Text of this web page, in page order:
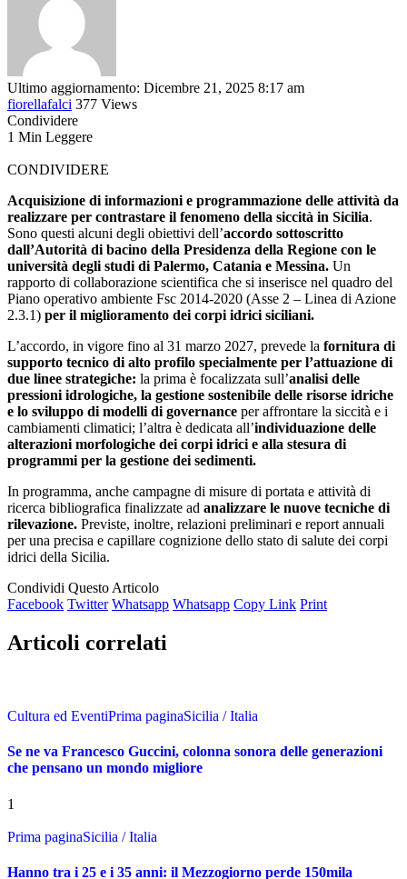
Ultimo aggiornamento: Dicembre 21, 2025 8:17 am
fiorellafalci 377 Views
Condividere
1 Min Leggere
CONDIVIDERE
Acquisizione di informazioni e programmazione delle attività da
realizzare per contrastare il fenomeno della siccità in Sicilia.
Sono questi alcuni degli obiettivi dell’accordo sottoscritto
dall’Autorità di bacino della Presidenza della Regione con le
università degli studi di Palermo, Catania e Messina. Un
rapporto di collaborazione scientifica che si inserisce nel quadro del
Piano operativo ambiente Fsc 2014-2020 (Asse 2 – Linea di Azione
2.3.1) per il miglioramento dei corpi idrici siciliani.
L’accordo, in vigore fino al 31 marzo 2027, prevede la fornitura di
supporto tecnico di alto profilo specialmente per l’attuazione di
due linee strategiche: la prima è focalizzata sull’analisi delle
pressioni idrologiche, la gestione sostenibile delle risorse idriche
e lo sviluppo di modelli di governance per affrontare la siccità e i
cambiamenti climatici; l’altra è dedicata all’individuazione delle
alterazioni morfologiche dei corpi idrici e alla stesura di
programmi per la gestione dei sedimenti.
In programma, anche campagne di misure di portata e attività di
ricerca bibliografica finalizzate ad analizzare le nuove tecniche di
rilevazione. Previste, inoltre, relazioni preliminari e report annuali
per una precisa e capillare cognizione dello stato di salute dei corpi
idrici della Sicilia.
Condividi Questo Articolo
Facebook Twitter Whatsapp Whatsapp Copy Link Print
Articoli correlati
Cultura ed EventiPrima paginaSicilia / Italia
Se ne va Francesco Guccini, colonna sonora delle generazioni
che pensano un mondo migliore
1
Prima paginaSicilia / Italia
Hanno tra i 25 e i 35 anni: il Mezzogiorno perde 150mila